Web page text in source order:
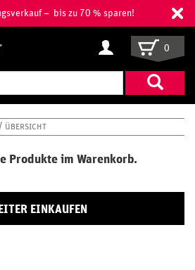
– bis zu 70 % sparen!
Suchbegriff
eingeben
0
ÜBERSICHT
Produkte im Warenkorb.
EINKAUFEN